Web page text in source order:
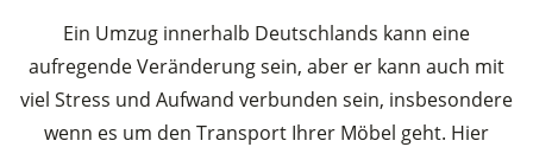
Ein Umzug innerhalb Deutschlands kann eine
aufregende Veränderung sein, aber er kann auch mit
viel Stress und Aufwand verbunden sein, insbesondere
wenn es um den Transport Ihrer Möbel geht. Hier